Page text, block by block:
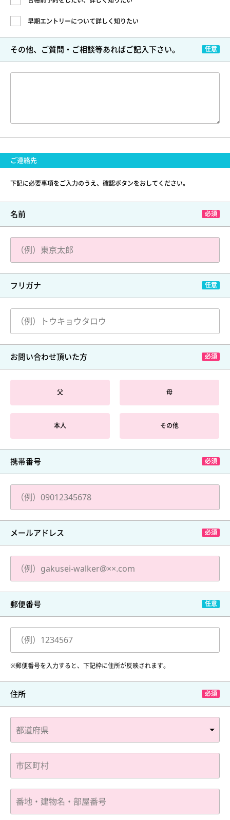
早期エントリーについて詳しく知りたい
その他、ご質問・ご相談等あればご記入下さい。
ご連絡先
下記に必要事項をご入力のうえ、確認ボタンをおしてください。
名前
フリガナ
お問い合わせ頂いた方
父 母
本人 その他
携帯番号
メールアドレス
郵便番号
※郵便番号を入力すると、下記枠に住所が反映されます。
住所